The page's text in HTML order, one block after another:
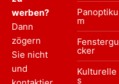
werben?
Dann
zögern
Sie nicht
und
Panoptiku
m
Fenstergu
cker
Kulturelle
s